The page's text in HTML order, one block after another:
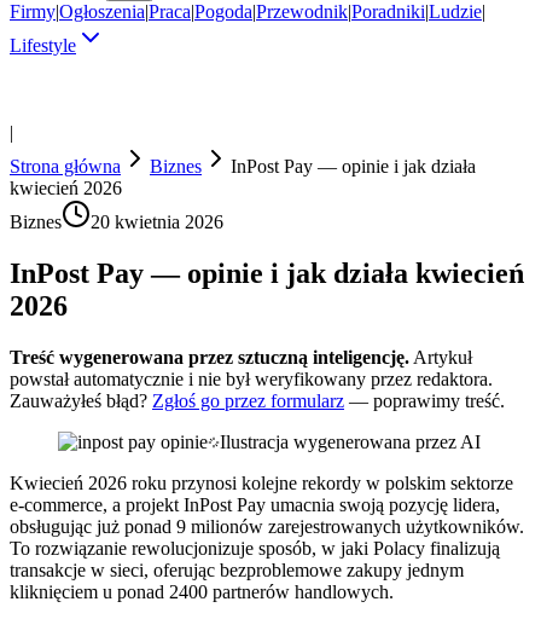
Firmy|Ogłoszenia|Praca|Pogoda|Przewodnik|Poradniki|Ludzie|
Lifestyle
|
Strona główna
Biznes
InPost Pay — opinie i jak działa
kwiecień 2026
Biznes
20 kwietnia 2026
InPost Pay — opinie i jak działa kwiecień
2026
Treść wygenerowana przez sztuczną inteligencję. Artykuł
powstał automatycznie i nie był weryfikowany przez redaktora.
Zauważyłeś błąd? Zgłoś go przez formularz — poprawimy treść.
Ilustracja wygenerowana przez AI
Kwiecień 2026 roku przynosi kolejne rekordy w polskim sektorze
e-commerce, a projekt InPost Pay umacnia swoją pozycję lidera,
obsługując już ponad 9 milionów zarejestrowanych użytkowników.
To rozwiązanie rewolucjonizuje sposób, w jaki Polacy finalizują
transakcje w sieci, oferując bezproblemowe zakupy jednym
kliknięciem u ponad 2400 partnerów handlowych.